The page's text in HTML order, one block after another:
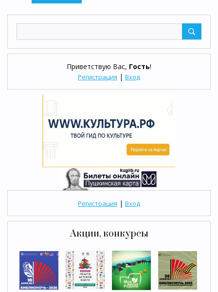
Приветствую Вас, Гость!
Регистрация | Вход
Регистрация | Вход
Акции, конкурсы